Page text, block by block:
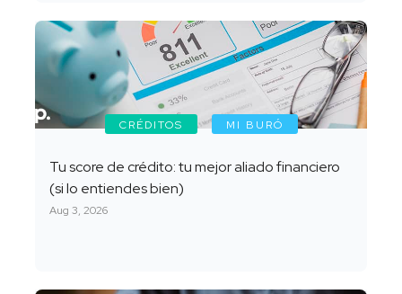
CRÉDITOS MI BURÓ
Tu score de crédito: tu mejor aliado financiero
(si lo entiendes bien)
Aug 3, 2026